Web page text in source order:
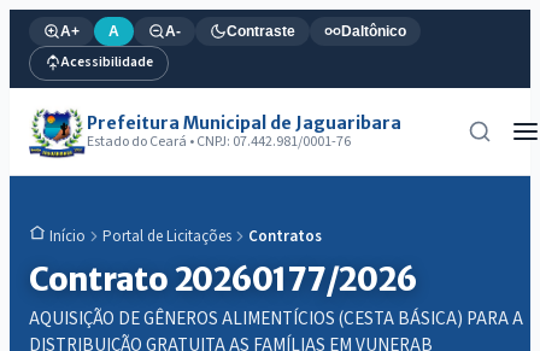
A+ A A- Contraste Daltônico
Acessibilidade
Prefeitura Municipal de Jaguaribara
Estado do Ceará • CNPJ: 07.442.981/0001-76
Início Portal de Licitações Contratos
Contrato 20260177/2026
AQUISIÇÃO DE GÊNEROS ALIMENTÍCIOS (CESTA BÁSICA) PARA A
DISTRIBUIÇÃO GRATUITA AS FAMÍLIAS EM VUNERAB